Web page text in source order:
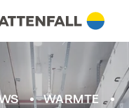
WARMTE